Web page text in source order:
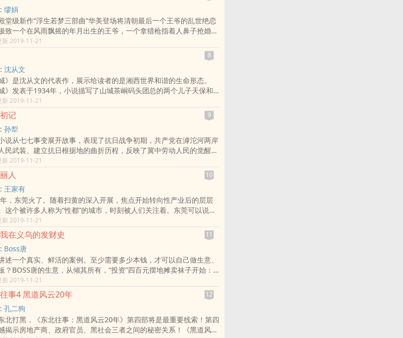
方鸿渐对唐晓芙一见倾心，堕入了情网，可是苏文纨喜欢方鸿渐。方鸿
欢苏文纨的做作，但是他总不能狠下心来拒绝，怕伤害了苏小姐……
扰乱。很快，戴希被招募进一家著名的跨国公司联合化工，偶然的机
发现公司大中华区总裁李威连患有一种名为“性瘾”（sexual
）的心理疾病。就在戴希试图与自己的导师、美国著名心理学家
李威连进行心理治疗，帮助他戒除“性瘾”的时候，可怕的阴谋悄悄迫
缪娟
堂级新作“浮生若梦三部曲”华美登场将清朝最后一个王爷的乱世绝恋
致一个在风雨飘摇的年月出生的王爷，一个拿猎枪指着人鼻子抢婚的
一个亲眼目睹皇后婉容发疯的王爷，一个醉生梦死却暗守破碎河山的
一个终其一生都没留下骨肉血亲的王爷……一生仅此一次的爱恋，一
，便是永恒。人世间最难以承受的事，不是失去最爱的人，而是明明
会失去她，却还要亲手将她推开……他是清朝最后的小王爷，哪怕大
，他依然风流倜傥，放荡不羁，翻手为云，覆手为雨。她是他没有名
，是他的魂，他的梦，也是他的恨，他的不甘。他与她，虽相爱入
也抵不过一场乱世，一次错爱，一生永诀……
新 2019-11-21
8
沈从文
》是沈从文的代表作，展示给读者的是湘西世界和谐的生命形态。
城》发表于1934年，小说描写了山城茶峒码头团总的两个儿子天保和
摆渡人的外孙女翠翠的曲折爱情。青山，绿水，河边的老艄公，16岁
，江流木排上的天保，龙舟中生龙活虎的傩送……《边城》中的一切
样纯净自然，展现出一个诗意的自然环境与人类社会。然而最终美好
只能存留在记忆里：天保与傩送一个身亡，一个出走，祖父也在一个
的夜晚死去，一个顺乎自然的爱情故事以悲剧告终。
新 2019-11-21
记 9
孙犁
说从七七事变展开故事，表现了抗日战争初期，共产党在滹沱河两岸
民武装、建立抗日根据地的曲折历程，反映了冀中劳动人民的觉醒进
湃高涨的战斗热情。作品用饱含诗意的笔触。塑造了许多人物，特别
日风暴中飞跃成长的农村妇女和人民战士。作品富有鲜明的地方色
笔行云流水，明丽天然，别具风格。
新 2019-11-21
人 10
王家有
，东莞火了。随着扫黄的深入开展，焦点开始转向性产业后的层层
这个被许多人称为“性都”的城市，时刻被人们关注着。东莞可以说是
国的经济发展突飞猛进过程中所产生的诸多社会问题的一个缩影。本
刻阐述了这个社会时代背景下诸多年轻人奋斗的经历以及他们（她
临的辛酸和血泪。本小说以这样的一个背景创作。原汁原味呈现东莞
事，用唯美的笔触写下那个时代的痛感，对于一座阵痛后美丽着的城
是一部奋斗史；对于四个女人，这是一部爱情史，对于每一个打工
是一部漂泊史！《东莞丽人》主人公为东莞四位白领丽人，四个好朋
妹，因不同的原因，在不同时间，分分合合之后，各奔前程。小说记
在东莞酸甜苦辣的人生故事，她们是那个年代的青春旗帜，那个年代
，她们的美镌刻在那个年代的记忆上。
新 2019-11-21
在义乌的发财史 11
Boss唐
述一个真实、鲜活的案例。至少需要多少本钱，才可以自己做生意、
？BOSS唐的生意，从倾其所有，“投资”四百元摆地摊卖袜子开始：
，做点焊，加工手镯，做进出口买卖，BOSS唐在创业初期折腾个不
各类小生意中寻找机会，一次又一次地倾囊投入，一次又一次地血本
一次又一次地重头来过，每次他都能汲取新的教训和经验，每次他都
东山再起；资金一步步积累到二千元、三万元、十几万、几十万、几
上千万，直至挣得亿万身家。如何选择最适合自己的小本生意？如何
主？如何在身无分文的时候赢得合作对象的信任？如何盘活少得可怜
新 2019-11-21
事4 黑道风云20年 12
孔二狗
北打黑，《东北往事：黑道风云20年》第四部将是最重要线索！第四
揭示房地产商、政府官员、黑社会三者之间的秘密关系！《黑道风云